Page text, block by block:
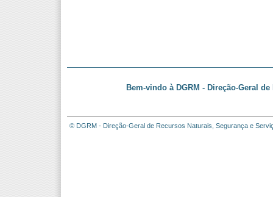
Bem-vindo à DGRM - Direção-Geral
© DGRM - Direção-Geral de Recursos Naturais, Segurança e